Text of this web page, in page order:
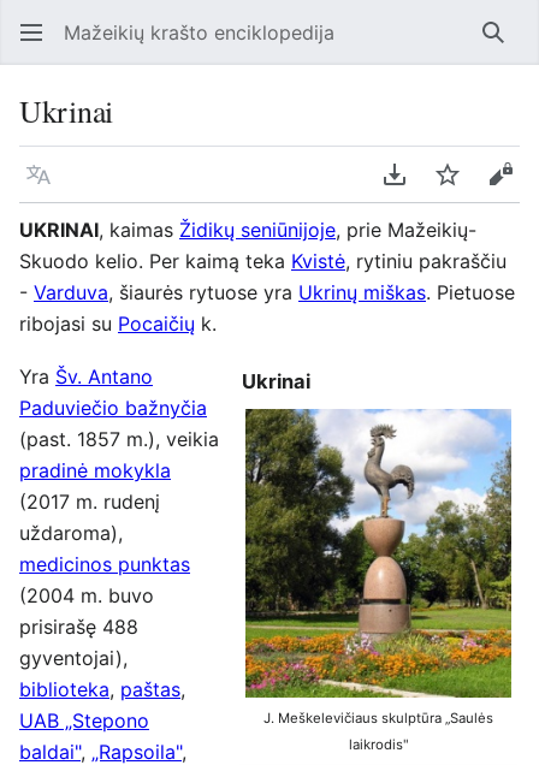
Mažeikių krašto enciklopedija
Ukrinai
Kalba Parsisiųsti kaip
Stebėti
UKRINAI, kaimas Židikų seniūnijoje, prie Mažeikių-
Skuodo kelio. Per kaimą teka Kvistė, rytiniu pakraščiu
- Varduva, šiaurės rytuose yra Ukrinų miškas. Pietuose
ribojasi su Pocaičių k.
Ukrinai
J. Meškelevičiaus skulptūra „Saulės
laikrodis"
Yra Šv. Antano
Paduviečio bažnyčia
(past. 1857 m.), veikia
pradinė mokykla
(2017 m. rudenį
uždaroma),
medicinos punktas
(2004 m. buvo
prisirašę 488
gyventojai),
biblioteka, paštas,
UAB „Stepono
baldai", „Rapsoila",